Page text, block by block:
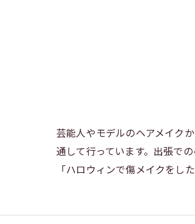
芸能人やモデルのヘアメイク
通して行っています。出張で
「ハロウィンで傷メイクをし